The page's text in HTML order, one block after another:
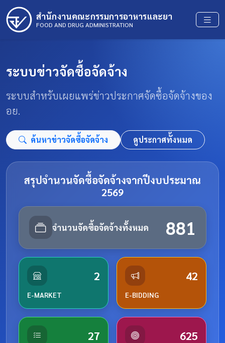
สำนักงานคณะกรรมการอาหารและยา
FOOD AND DRUG ADMINISTRATION
ระบบข่าวจัดซื้อจัดจ้าง
ระบบสำหรับเผยแพร่ข่าวประกาศจัดซื้อจัดจ้างของ
อย.
ค้นหาข่าวจัดซื้อจัดจ้าง ดูประกาศทั้งหมด
สรุปจำนวนจัดซื้อจัดจ้างจากปีงบประมาณ
2569
จำนวนจัดซื้อจัดจ้างทั้งหมด 881
2
E-MARKET
42
E-BIDDING
27 625